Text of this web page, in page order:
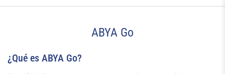
ABYA Go
¿Qué es ABYA Go?